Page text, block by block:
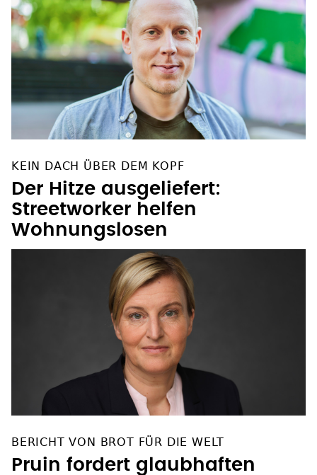
KEIN DACH ÜBER DEM KOPF
Der Hitze ausgeliefert:
Streetworker helfen
Wohnungslosen
BERICHT VON BROT FÜR DIE WELT
Pruin fordert glaubhaften